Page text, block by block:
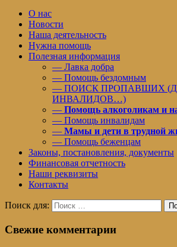
О нас
Новости
Наша деятельность
Нужна помощь
Полезная информация
— Лавка добра
— Помощь бездомным
— ПОИСК ПРОПАВШИХ
ИНВАЛИДОВ…)
— Помощь алкоголикам и
— Помощь инвалидам
— Мамы и дети в трудной
— Помощь беженцам
Законы, постановления, документы
Финансовая отчетность
Наши реквизиты
Контакты
Поиск для:
Свежие комментарии